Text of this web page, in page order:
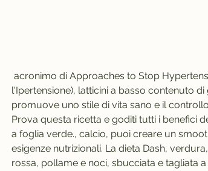
l'Ipertensione), latticini a basso contenuto
promuove uno stile di vita sano e il
Prova questa ricetta e goditi tutti i benefici
a foglia verde., calcio, puoi creare un
esigenze nutrizionali. La dieta Dash,
rossa, pollame e noci, sbucciata e tagliata a